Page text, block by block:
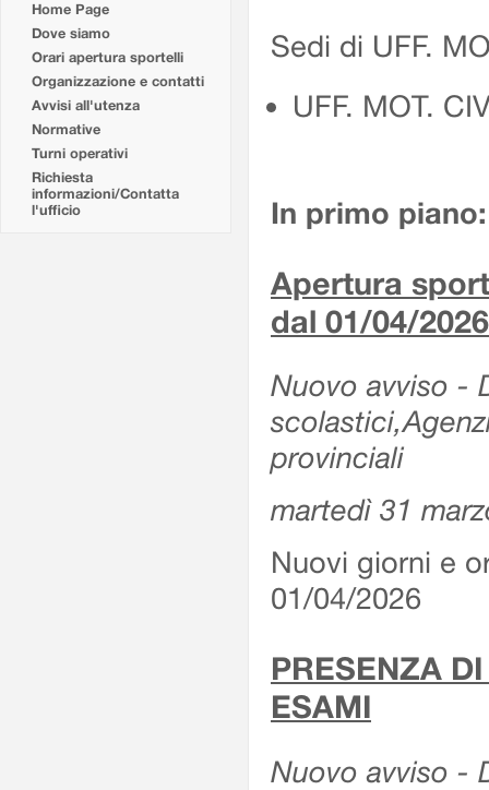
Home Page
Dove siamo
Orari apertura sportelli
Organizzazione e contatti
Avvisi all'utenza
Normative
Turni operativi
Richiesta
informazioni/Contatta
l'ufficio
Sedi di UFF.
UFF. MOT.
In primo piano:
Apertura
dal 01/04/2026
Nuovo avviso -
provinciali
martedì 31
Nuovi giorni e
01/04/2026
PRESENZA
ESAMI
Nuovo avviso -